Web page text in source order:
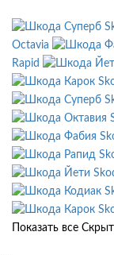
Octavia
Rapid
Показать все